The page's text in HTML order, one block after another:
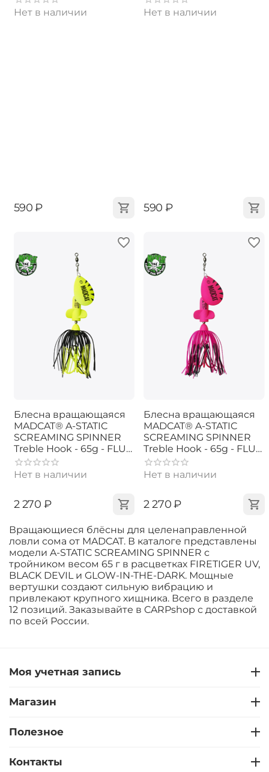
Вращающиеся блёсны для целенаправленной
ловли сома от MADCAT. В каталоге представлены
модели A-STATIC SCREAMING SPINNER с
тройником весом 65 г в расцветках FIRETIGER UV,
BLACK DEVIL и GLOW-IN-THE-DARK. Мощные
вертушки создают сильную вибрацию и
привлекают крупного хищника. Всего в разделе
12 позиций. Заказывайте в CARPshop с доставкой
по всей России.
Нет в наличии
‍590‍ ₽
Нет в наличии
‍590‍ ₽
Блесна вращающаяся
MADCAT® A-STATIC
SCREAMING SPINNER
Treble Hook - 65g - FLUO
YELLOW UV
Нет в наличии
‍2 270‍ ₽
Блесна вращающаяся
MADCAT® A-STATIC
SCREAMING SPINNER
Treble Hook - 65g - FLUO
PINK UV
Нет в наличии
‍2 270‍₽
Моя учетная запись
Магазин
Полезное
Контакты